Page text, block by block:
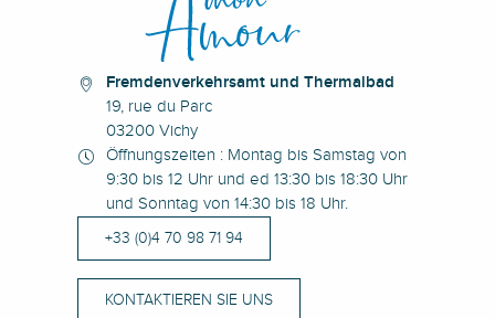
Fremdenverkehrsamt und Thermalbad
19, rue du Parc
03200 Vichy
Öffnungszeiten : Montag bis Samstag von
9:30 bis 12 Uhr und ed 13:30 bis 18:30 Uhr
und Sonntag von 14:30 bis 18 Uhr.
+33 (0)4 70 98 71 94
KONTAKTIEREN SIE UNS